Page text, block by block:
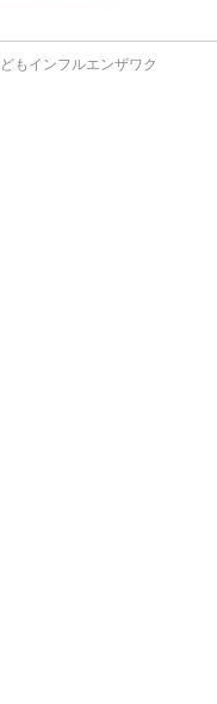
もインフルエンザワク